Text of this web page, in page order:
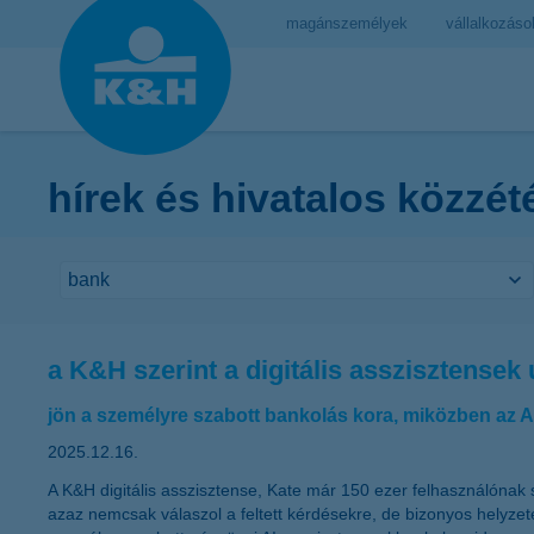
magánszemélyek
hírek és hivatalos
a K&H szerint a digitális
jön a személyre szabott bankolás kora, miközben az
2025.12.16.
A K&H digitális asszisztense, Kate már 150 ezer
azaz nemcsak válaszol a feltett kérdésekre, de bizonyos